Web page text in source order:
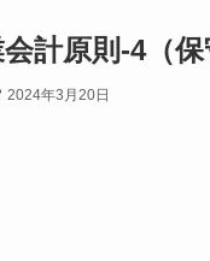
計原則-4（
2024年3月20日